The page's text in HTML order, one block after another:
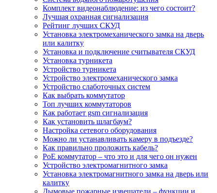
Комплект видеонаблюдение: из чего состоит?
Лучшая охранная сигнализация
Рейтинг лучших СКУД
Установка электромеханического замка на дверь
или калитку
Установка и подключение считывателя СКУД
Установка турникета
Устройство турникета
Устройство электромеханического замка
Устройство слаботочных систем
Как выбрать коммутатор
Топ лучших коммутаторов
Как работает gsm сигнализация
Как установить шлагбаум?
Настройка сетевого оборудования
Можно ли устанавливать камеру в подъезде?
Как правильно проложить кабель?
PoE коммутатор – что это и для чего он нужен
Устройство электромагнитного замка
Установка электромагнитного замка на дверь или
калитку
Дымовые пожарные извещатели – функции и